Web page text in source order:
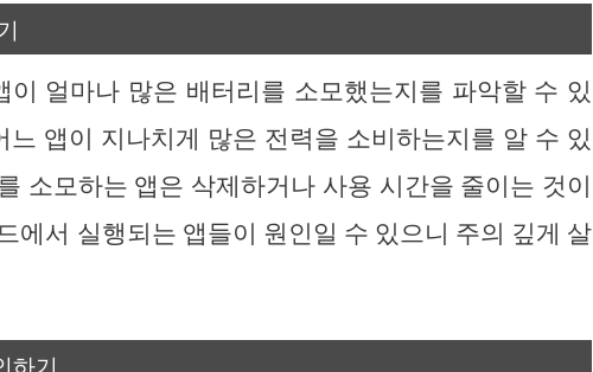
얼마나 많은 배터리를 소모했는지를 파악할 수 있
앱이 지나치게 많은 전력을 소비하는지를 알 수 있
소모하는 앱은 삭제하거나 사용 시간을 줄이는 것이
에서 실행되는 앱들이 원인일 수 있으니 주의 깊게 살
하기